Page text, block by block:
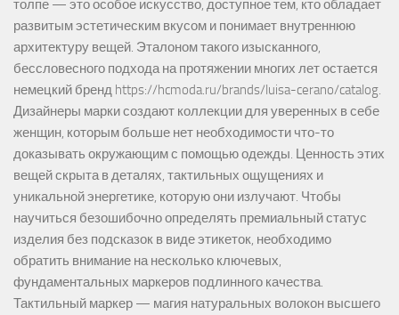
толпе — это особое искусство, доступное тем, кто обладает
развитым эстетическим вкусом и понимает внутреннюю
архитектуру вещей. Эталоном такого изысканного,
бессловесного подхода на протяжении многих лет остается
немецкий бренд https://hcmoda.ru/brands/luisa-cerano/catalog.
Дизайнеры марки создают коллекции для уверенных в себе
женщин, которым больше нет необходимости что-то
доказывать окружающим с помощью одежды. Ценность этих
вещей скрыта в деталях, тактильных ощущениях и
уникальной энергетике, которую они излучают. Чтобы
научиться безошибочно определять премиальный статус
изделия без подсказок в виде этикеток, необходимо
обратить внимание на несколько ключевых,
фундаментальных маркеров подлинного качества.
Тактильный маркер — магия натуральных волокон высшего